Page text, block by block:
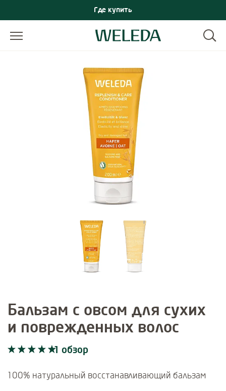
Где купить
Бальзам с овсом для сухих
и поврежденных волос
Current rating: 5 out of 5 stars rated by 1 customers
1 обзор
1 обзор
100% натуральный восстанавливающий бальзам